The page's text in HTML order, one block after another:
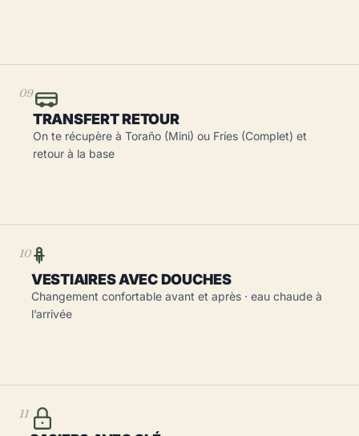
09
TRANSFERT RETOUR
On te récupère à Toraño (Mini) ou Fríes (Complet) et
retour à la base
10
VESTIAIRES AVEC DOUCHES
Changement confortable avant et après · eau chaude à
l’arrivée
11